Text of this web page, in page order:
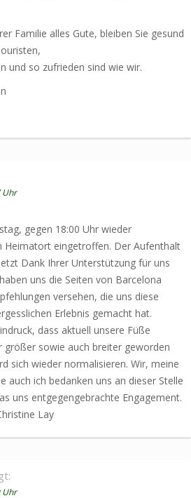
Familie alles Gute, bleiben Sie gesund
und so zufrieden sind wie wir.
Uhr
gegen 18:00 Uhr wieder
Heimatort eingetroffen. Der Aufenthalt
Dank Ihrer Unterstützung für uns
uns die Seiten von Barcelona
versehen, die uns diese
Erlebnis gemacht hat.
dass aktuell unsere Füße
sowie auch breiter geworden
sich wieder normalisieren. Wir, meine
auch ich bedanken uns an dieser Stelle
uns entgegengebrachte Engagement.
Lay
Uhr